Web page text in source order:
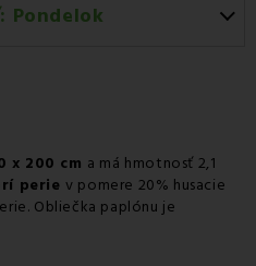
Pondelok
x 200 cm a má hmotnosť 2,1
periev pomere 20% husacie
Obliečka paplónu je